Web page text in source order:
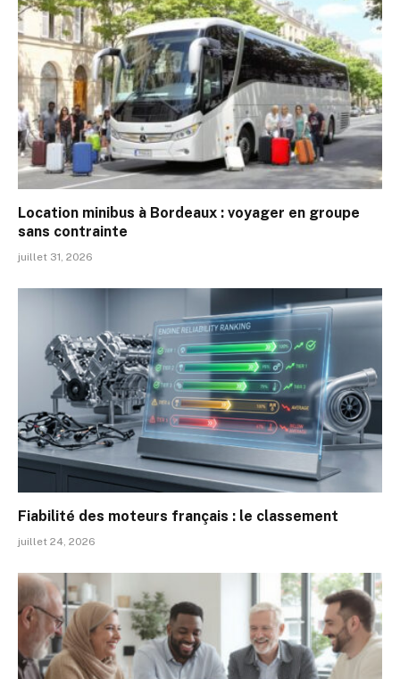
Location minibus à Bordeaux : voyager en groupe
sans contrainte
juillet 31, 2026
Fiabilité des moteurs français : le classement
juillet 24, 2026